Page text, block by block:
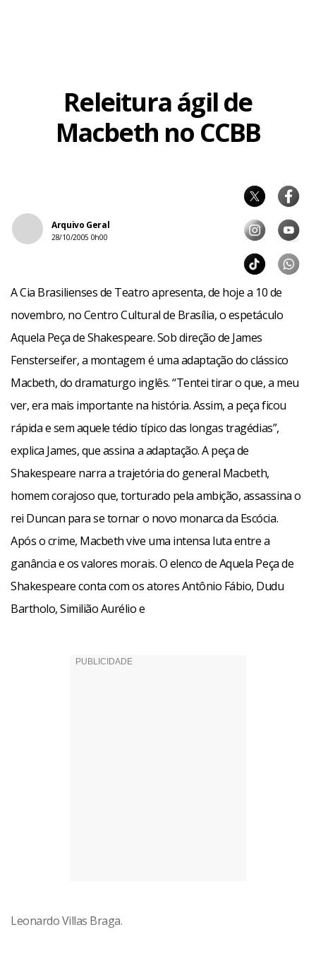
R$ 20 (inteira) e R$ 10 (meia-entrada).
Facebook
WhatsApp
LinkedIn
Twitter
X Telegram
Share
Releitura ágil de
Macbeth no CCBB
Arquivo Geral
28/10/2005 0h00
A Cia Brasilienses de Teatro apresenta, de hoje a 10 de
novembro, no Centro Cultural de Brasília, o espetáculo
Aquela Peça de Shakespeare. Sob direção de James
Fensterseifer, a montagem é uma adaptação do clássico
Macbeth, do dramaturgo inglês. “Tentei tirar o que, a meu
ver, era mais importante na história. Assim, a peça ficou
rápida e sem aquele tédio típico das longas tragédias”,
explica James, que assina a adaptação. A peça de
Shakespeare narra a trajetória do general Macbeth,
homem corajoso que, torturado pela ambição, assassina o
rei Duncan para se tornar o novo monarca da Escócia.
Após o crime, Macbeth vive uma intensa luta entre a
ganância e os valores morais. O elenco de Aquela Peça de
Shakespeare conta com os atores Antônio Fábio, Dudu
Bartholo, Similião Aurélio e
Leonardo Villas Braga.